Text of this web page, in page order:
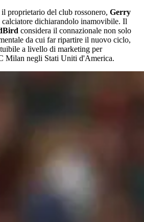
proprietario del club rossonero, Gerry
dichiarandolo inamovibile. Il
considera il connazionale non solo
da cui far ripartire il nuovo ciclo,
a livello di marketing per
Milan negli Stati Uniti d'America.